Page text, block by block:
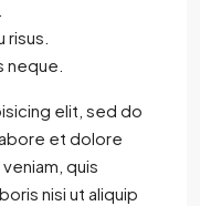
neque.
elit, sed do
et dolore
quis
nisi ut aliquip